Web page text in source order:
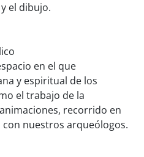
el dibujo.
en el que
y espiritual de los
el trabajo de la
recorrido en
con nuestros arqueólogos.